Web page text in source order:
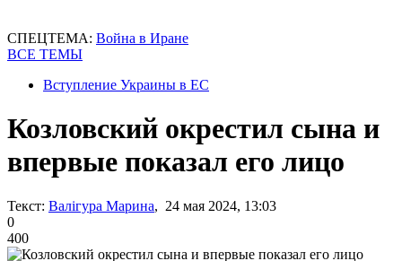
СПЕЦТЕМА: Война в Иране
ВСЕ ТЕМЫ
Вступление Украины в ЕС
Козловский окрестил сына и
впервые показал его лицо
Текст: Валігура Марина, 24 мая 2024, 13:03
0
400